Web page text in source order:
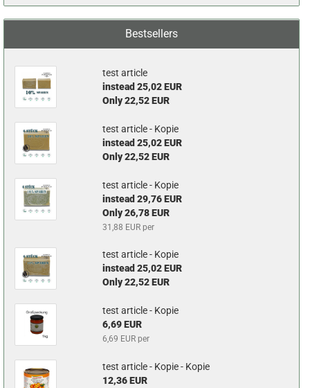
Bestsellers
test article
instead 25,02 EUR
Only 22,52 EUR
test article - Kopie
instead 25,02 EUR
Only 22,52 EUR
test article - Kopie
instead 29,76 EUR
Only 26,78 EUR
31,88 EUR per
test article - Kopie
instead 25,02 EUR
Only 22,52 EUR
test article - Kopie
6,69 EUR
6,69 EUR per
test article - Kopie - Kopie
12,36 EUR